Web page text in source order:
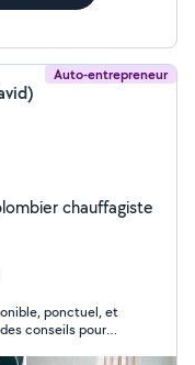
Auto-entrepreneur
chauffagiste
ponctuel, et
conseils pour